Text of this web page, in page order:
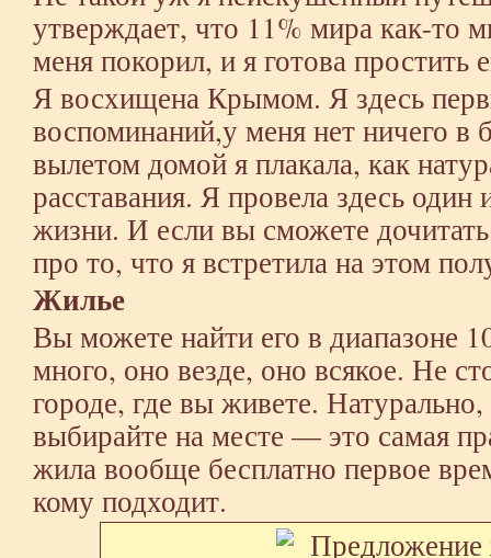
утверждает, что 11% мира как-
меня покорил, и я готова
Я восхищена Крымом. Я здесь
воспоминаний,у меня нет ничего в
вылетом домой я плакала, как
расставания. Я провела здесь
жизни. И если вы сможете
про то, что я встретила на этом
Жилье
Вы можете найти его в диапазоне
много, оно везде, оно всякое. Не
городе, где вы живете.
выбирайте на месте — это самая
жила вообще бесплатно первое
кому подходит.